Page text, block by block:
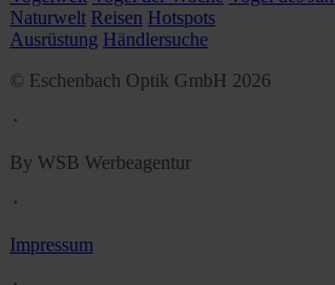
Naturwelt Reisen Hotspots
Ausrüstung Händlersuche
© Eschenbach Optik GmbH 2026
᛫
By WSB Werbeagentur
᛫
Impressum